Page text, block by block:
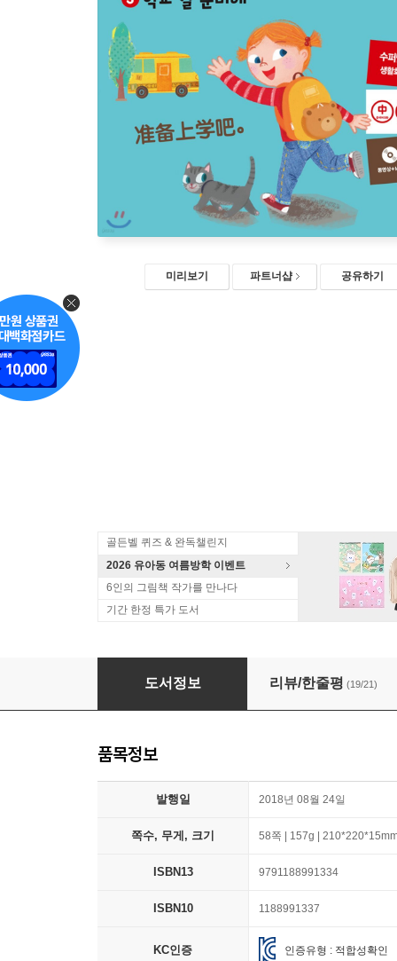
미리보기 파트너샵 공유하기
골든벨 퀴즈 & 완독챌린지
2026 유아동 여름방학 이벤트
6인의 그림책 작가를 만나다
기간 한정 특가 도서
기적의 세마디 중국어 3 학교 갈 준비해
도서정보 리뷰/한줄평 (19/21)
품목정보
발행일 2018년 08월 24일
쪽수, 무게, 크기 58쪽 | 157g |
ISBN13 9791188991334
ISBN10 1188991337
KC인증 인증유형 : 적합성확인